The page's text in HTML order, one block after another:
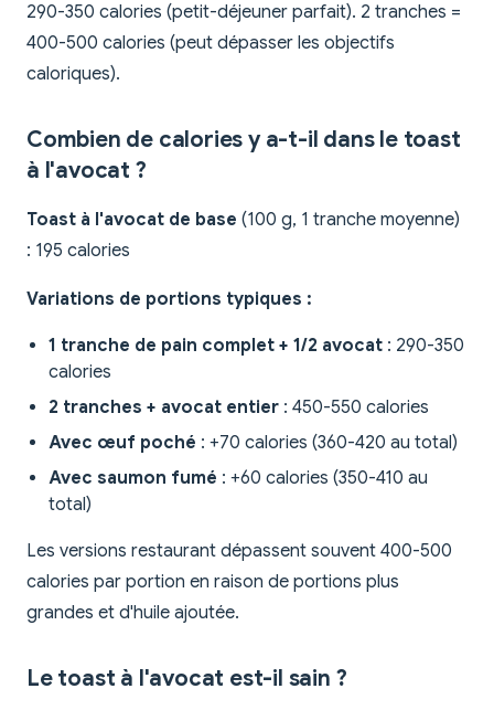
290-350 calories (petit-déjeuner parfait). 2 tranches =
400-500 calories (peut dépasser les objectifs
caloriques).
Combien de calories y a-t-il dans le toast
à l'avocat ?
Toast à l'avocat de base (100 g, 1 tranche moyenne)
: 195 calories
Variations de portions typiques :
1 tranche de pain complet + 1/2 avocat : 290-350
calories
2 tranches + avocat entier : 450-550 calories
Avec œuf poché : +70 calories (360-420 au total)
Avec saumon fumé : +60 calories (350-410 au
total)
Les versions restaurant dépassent souvent 400-500
calories par portion en raison de portions plus
grandes et d'huile ajoutée.
Le toast à l'avocat est-il sain ?